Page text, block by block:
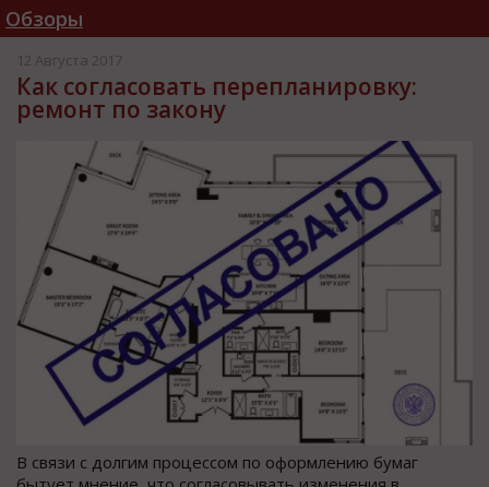
Обзоры
12 Августа 2017
Как согласовать перепланировку:
ремонт по закону
В связи с долгим процессом по оформлению бумаг